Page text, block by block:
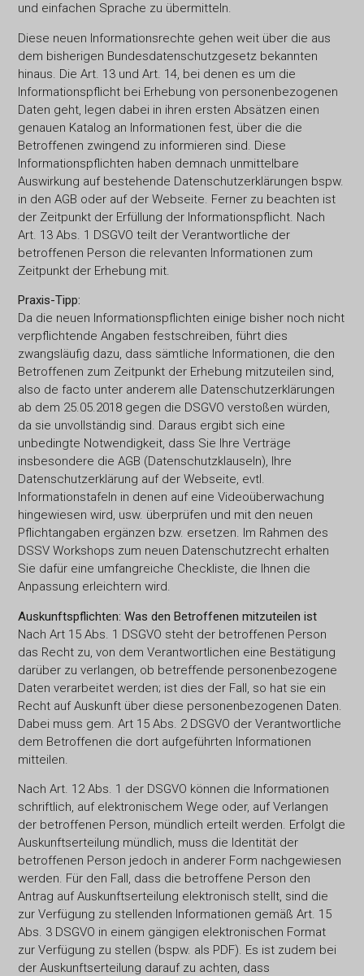
und einfachen Sprache zu übermitteln.
Diese neuen Informationsrechte gehen weit über die aus
dem bisherigen Bundesdatenschutzgesetz bekannten
hinaus. Die Art. 13 und Art. 14, bei denen es um die
Informationspflicht bei Erhebung von personenbezogenen
Daten geht, legen dabei in ihren ersten Absätzen einen
genauen Katalog an Informationen fest, über die die
Betroffenen zwingend zu informieren sind. Diese
Informationspflichten haben demnach unmittelbare
Auswirkung auf bestehende Datenschutzerklärungen bspw.
in den AGB oder auf der Webseite. Ferner zu beachten ist
der Zeitpunkt der Erfüllung der Informationspflicht. Nach
Art. 13 Abs. 1 DSGVO teilt der Verantwortliche der
betroffenen Person die relevanten Informationen zum
Zeitpunkt der Erhebung mit.
Praxis-Tipp:
Da die neuen Informationspflichten einige bisher noch nicht
verpflichtende Angaben festschreiben, führt dies
zwangsläufig dazu, dass sämtliche Informationen, die den
Betroffenen zum Zeitpunkt der Erhebung mitzuteilen sind,
also de facto unter anderem alle Datenschutzerklärungen
ab dem 25.05.2018 gegen die DSGVO verstoßen würden,
da sie unvollständig sind. Daraus ergibt sich eine
unbedingte Notwendigkeit, dass Sie Ihre Verträge
insbesondere die AGB (Datenschutzklauseln), Ihre
Datenschutzerklärung auf der Webseite, evtl.
Informationstafeln in denen auf eine Videoüberwachung
hingewiesen wird, usw. überprüfen und mit den neuen
Pflichtangaben ergänzen bzw. ersetzen. Im Rahmen des
DSSV Workshops zum neuen Datenschutzrecht erhalten
Sie dafür eine umfangreiche Checkliste, die Ihnen die
Anpassung erleichtern wird.
Auskunftspflichten: Was den Betroffenen mitzuteilen ist
Nach Art 15 Abs. 1 DSGVO steht der betroffenen Person
das Recht zu, von dem Verantwortlichen eine Bestätigung
darüber zu verlangen, ob betreffende personenbezogene
Daten verarbeitet werden; ist dies der Fall, so hat sie ein
Recht auf Auskunft über diese personenbezogenen Daten.
Dabei muss gem. Art 15 Abs. 2 DSGVO der Verantwortliche
dem Betroffenen die dort aufgeführten Informationen
mitteilen.
Nach Art. 12 Abs. 1 der DSGVO können die Informationen
schriftlich, auf elektronischem Wege oder, auf Verlangen
der betroffenen Person, mündlich erteilt werden. Erfolgt die
Auskunftserteilung mündlich, muss die Identität der
betroffenen Person jedoch in anderer Form nachgewiesen
werden. Für den Fall, dass die betroffene Person den
Antrag auf Auskunftserteilung elektronisch stellt, sind die
zur Verfügung zu stellenden Informationen gemäß Art. 15
Abs. 3 DSGVO in einem gängigen elektronischen Format
zur Verfügung zu stellen (bspw. als PDF). Es ist zudem bei
der Auskunftserteilung darauf zu achten, dass